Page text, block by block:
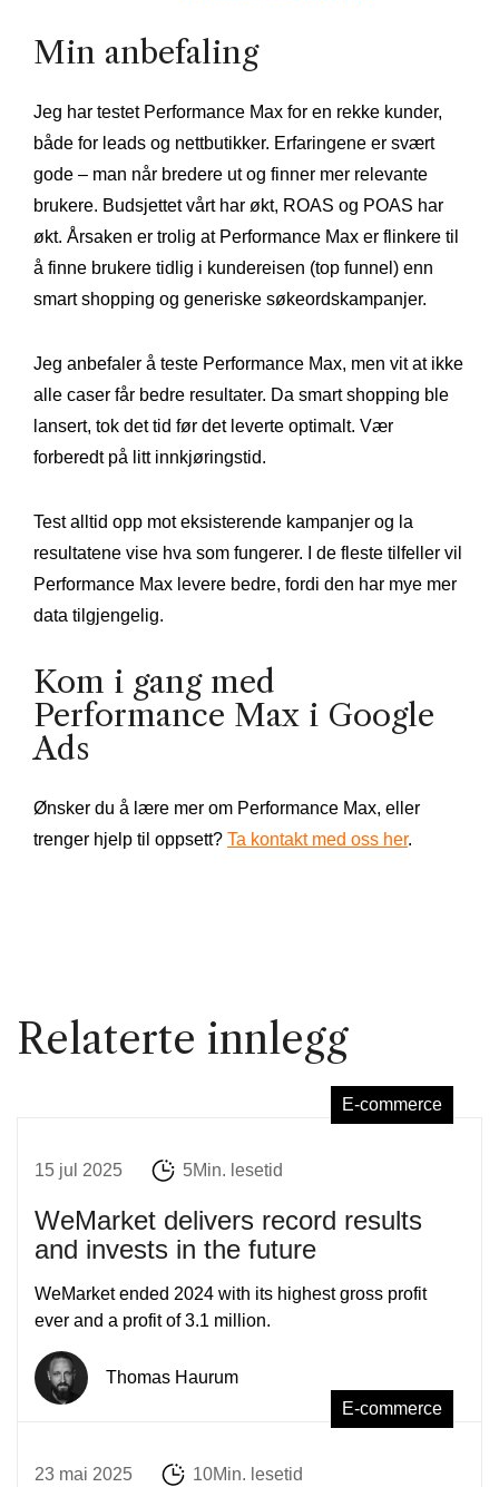
Min anbefaling
Jeg har testet Performance Max for en rekke kunder,
både for leads og nettbutikker. Erfaringene er svært
gode – man når bredere ut og finner mer relevante
brukere. Budsjettet vårt har økt, ROAS og POAS har
økt. Årsaken er trolig at Performance Max er flinkere til
å finne brukere tidlig i kundereisen (top funnel) enn
smart shopping og generiske søkeordskampanjer.
Jeg anbefaler å teste Performance Max, men vit at ikke
alle caser får bedre resultater. Da smart shopping ble
lansert, tok det tid før det leverte optimalt. Vær
forberedt på litt innkjøringstid.
Test alltid opp mot eksisterende kampanjer og la
resultatene vise hva som fungerer. I de fleste tilfeller vil
Performance Max levere bedre, fordi den har mye mer
data tilgjengelig.
Kom i gang med
Performance Max i Google
Ads
Ønsker du å lære mer om Performance Max, eller
trenger hjelp til oppsett? Ta kontakt med oss her.
Relaterte innlegg
E-commerce
15 jul 2025 5Min. lesetid
WeMarket delivers record results
and invests in the future
WeMarket ended 2024 with its highest gross profit
ever and a profit of 3.1 million.
Thomas Haurum
E-commerce
23 mai 2025 10Min. lesetid